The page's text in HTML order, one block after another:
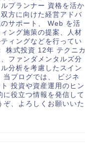
プランナー 資格を活か
方に向けた経営アドバ
サポート、 Web を活
ング施策の提案、人材
ィングなどを行ってい
株式投資 12年 テクニカ
ファンダメンタルズ分
分析を考慮したスイン
当ブログでは、 ビジネ
投資や資産運用のヒン
に役立つ情報を発信して
ぞ、よろしくお願いいた